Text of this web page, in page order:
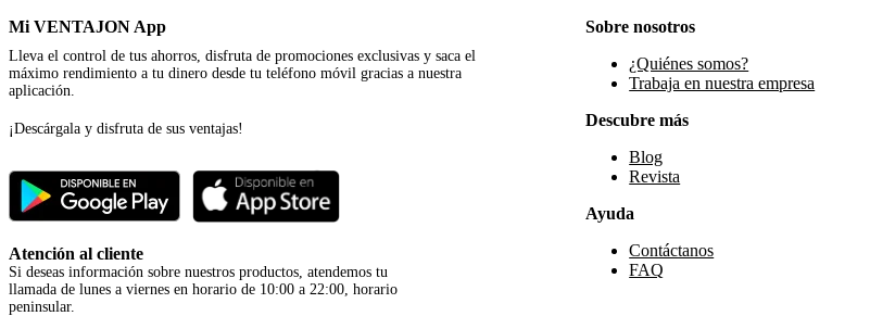
Mi VENTAJON App
Lleva el control de tus ahorros, disfruta de promociones exclusivas y saca el
máximo rendimiento a tu dinero desde tu teléfono móvil gracias a nuestra
aplicación.
¡Descárgala y disfruta de sus ventajas!
Atención al cliente
Si deseas información sobre nuestros productos, atendemos tu
llamada de lunes a viernes en horario de 10:00 a 22:00, horario
peninsular.
Sobre nosotros
¿Quiénes somos?
Trabaja en nuestra empresa
Descubre más
Blog
Revista
Ayuda
Contáctanos
FAQ